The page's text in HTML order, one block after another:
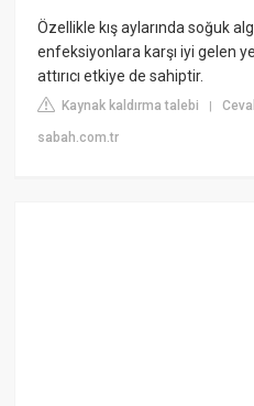
Özellikle kış aylarında soğuk
enfeksiyonlara karşı iyi gelen
attırıcı etkiye de sahiptir.
Kaynak kaldırma talebi |
sabah.com.tr